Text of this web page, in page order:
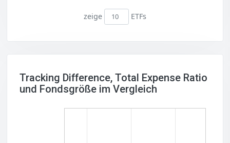
zeige ETFs
Tracking Difference, Total Expense Ratio
und Fondsgröße im Vergleich